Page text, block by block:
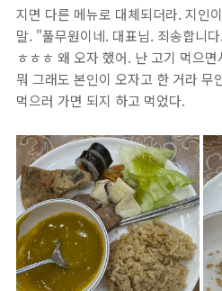
지면 다른 메뉴로 대체되더라. 지인
말. "풀무원이네. 대표님. 죄송합니
ㅎㅎㅎ 왜 오자 했어. 난 고기 먹으
뭐 그래도 본인이 오자고 한 거라 무
먹으러 가면 되지 하고 먹었다.